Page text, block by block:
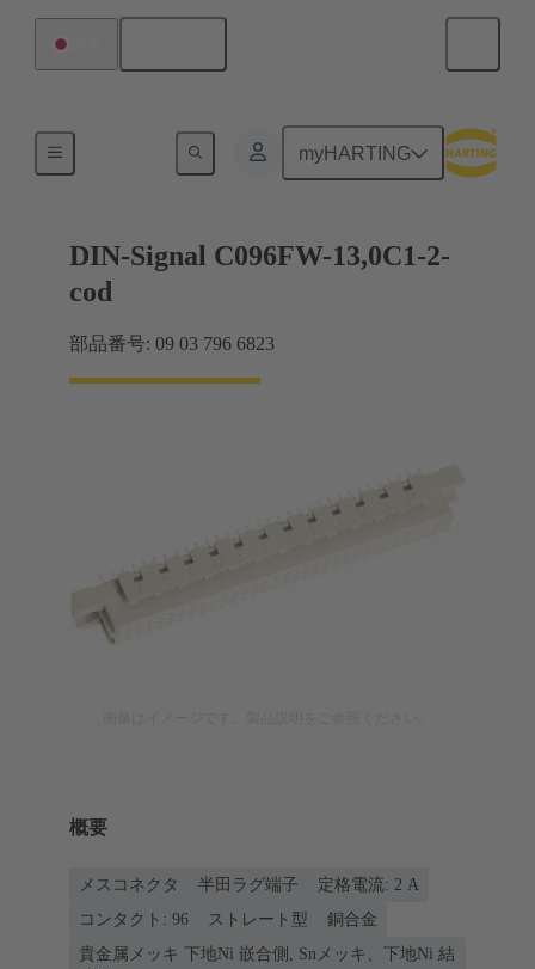
myHARTING
DIN-Signal C096FW-13,0C1-2-
cod
部品番号: 09 03 796 6823
概要
メスコネクタ 半田ラグ端子
定格電流: ‌2 A
コンタクト: 96
ストレート型
銅合金
貴金属メッキ 下地Ni 嵌合側, Snメッキ、下地Ni 結